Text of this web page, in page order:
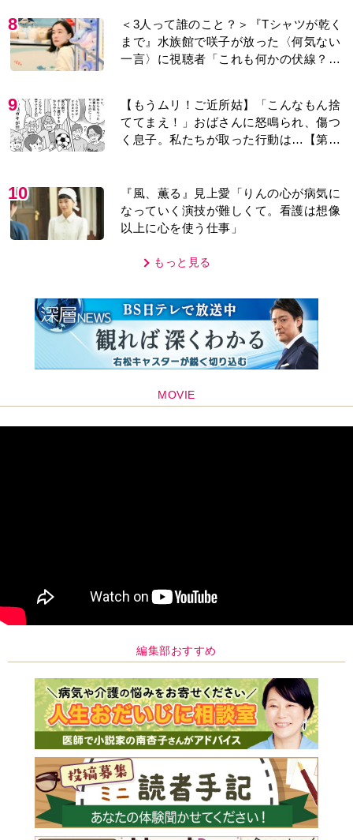
8
＜3人って誰のこと？＞『Tシャツが乾く
まで』水族館で咲子が放った〈何気ない
一言〉に視聴者「これも何かの伏線？」
9
【もうムリ！ご近所姑】「こんなもん捨
ててまえ！」おばさんに怒鳴られ、傷つ
く息子。私たちが取った行動は…【第3
10
『風、薫る』見上愛「りんの心が病気に
なっていく演技が難しくて。看護は想像
以上に心を使う仕事」
もっと見る
MOVIE
編集部おすすめ